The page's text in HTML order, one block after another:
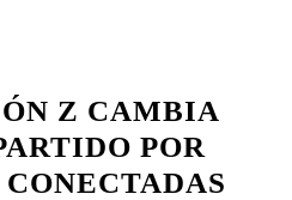
Z CAMBIA
POR